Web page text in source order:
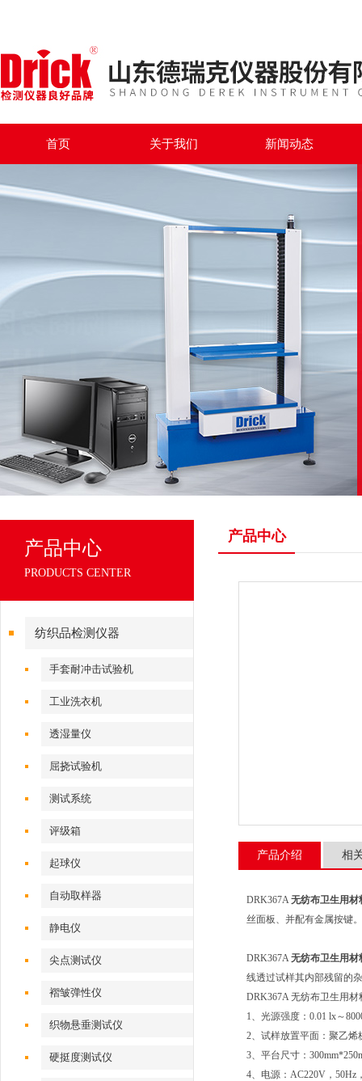
首页 关于我们 新闻动态
产品中心
PRODUCTS CENTER
纺织品检测仪器
手套耐冲击试验机
工业洗衣机
透湿量仪
屈挠试验机
测试系统
评级箱
起球仪
自动取样器
静电仪
尖点测试仪
褶皱弹性仪
织物悬垂测试仪
硬挺度测试仪
产品中心
产品介绍 相
DRK367A无纺布卫生用材
丝面板、并配有金属按键。
DRK367A无纺布卫生用材
线透过试样其内部残留的
DRK367A 无纺布卫生用
1、光源强度：0.01 lx～
2、试样放置平面：聚乙烯
3、平台尺寸：
4、电源：AC220V，50Hz